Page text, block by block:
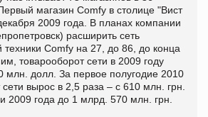
магазин Comfy в столице "Вист
2009 года. В планах компании
расширить сеть
техники Comfy на 27, до 86, до конца
товарооборот сети в 2009 году
млн. долл. За первое полугодие 2010
сети вырос в 2,5 раза – с 610 млн. грн.
2009 года до 1 млрд. 570 млн. грн.